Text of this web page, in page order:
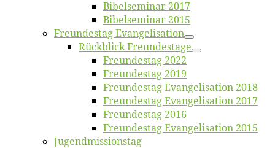
Bibelsemi­nar 2017
Bibelsemi­nar 2015
Freun­des­tag Evangelisation
Rück­blick Freundestage
Freun­des­tag 2022
Freun­des­tag 2019
Freun­des­tag Evan­ge­li­sa­ti­on 2018
Freun­des­tag Evan­ge­li­sa­ti­on 2017
Freun­des­tag 2016
Freun­des­tag Evan­ge­li­sa­ti­on 2015
Jugend­mis­sions­tag